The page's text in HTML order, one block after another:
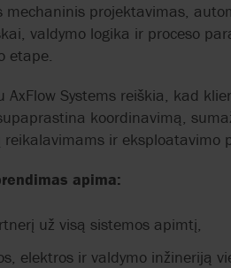
mechaninis projektavimas,
valdymo logika ir proceso
etape.
AxFlow Systems reiškia, kad
koordinavimą,
ir eksploatavimo
apima:
už visą sistemos apimtį,
elektros ir valdymo inžineriją